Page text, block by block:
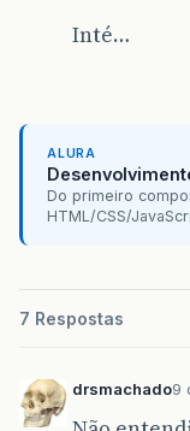
Inté…
ALURA
Do primeiro
HTML/CSS/
7 Respostas
drsmachado9